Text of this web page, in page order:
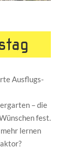
Ausflugs-
– die
fest.
lernen